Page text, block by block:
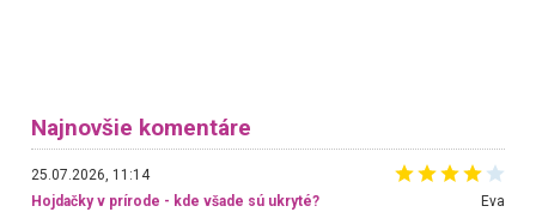
Najnovšie komentáre
25.07.2026, 11:14
Hojdačky v prírode - kde všade sú ukryté?
Eva